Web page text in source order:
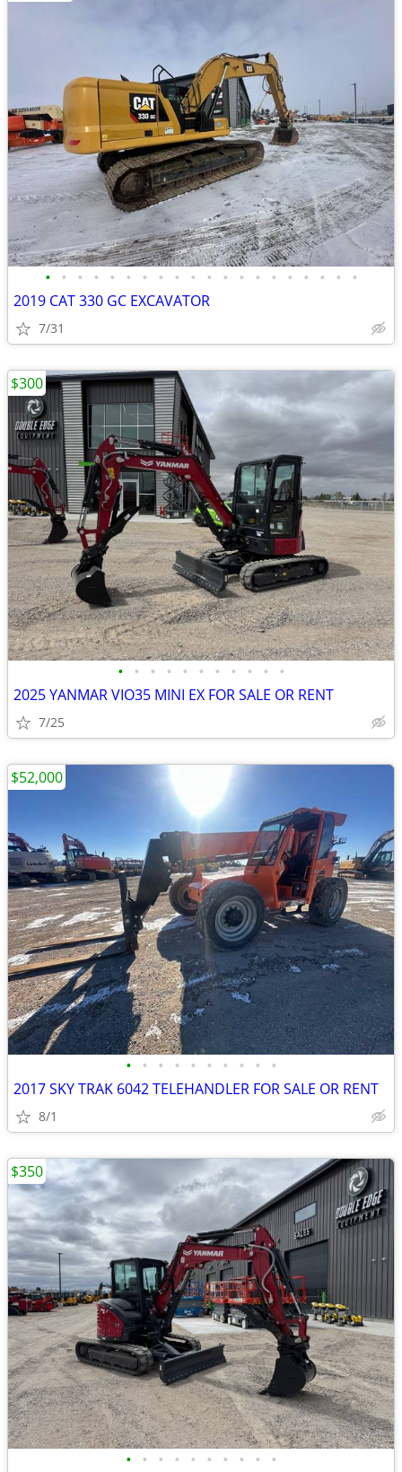
• • • • • • • • • • • • • • • • • • • •
2019 CAT 330 GC EXCAVATOR
7/31
• • • • • • • • • • •
2025 YANMAR VIO35 MINI EX FOR SALE OR RENT
7/25
$300
• • • • • • • • • •
2017 SKY TRAK 6042 TELEHANDLER FOR SALE OR RENT
8/1
$52,000
• • • • • • • • • •
$350